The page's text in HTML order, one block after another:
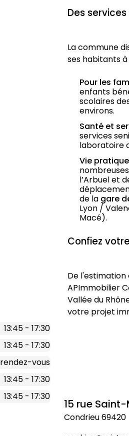
Des
La commune
ses habitants
Pour les
enfants
scolaires
environs.
Santé et
services
laboratoire
Vie
l’Arbuel et
de la gare
Lyon /
Macé).
Confiez
De
APImmobilier
Vallée du
votre projet
13:45 - 17:30
13:45 - 17:30
vous
13:45 - 17:30
13:45 - 17:30
15 rue
Condrieu69420